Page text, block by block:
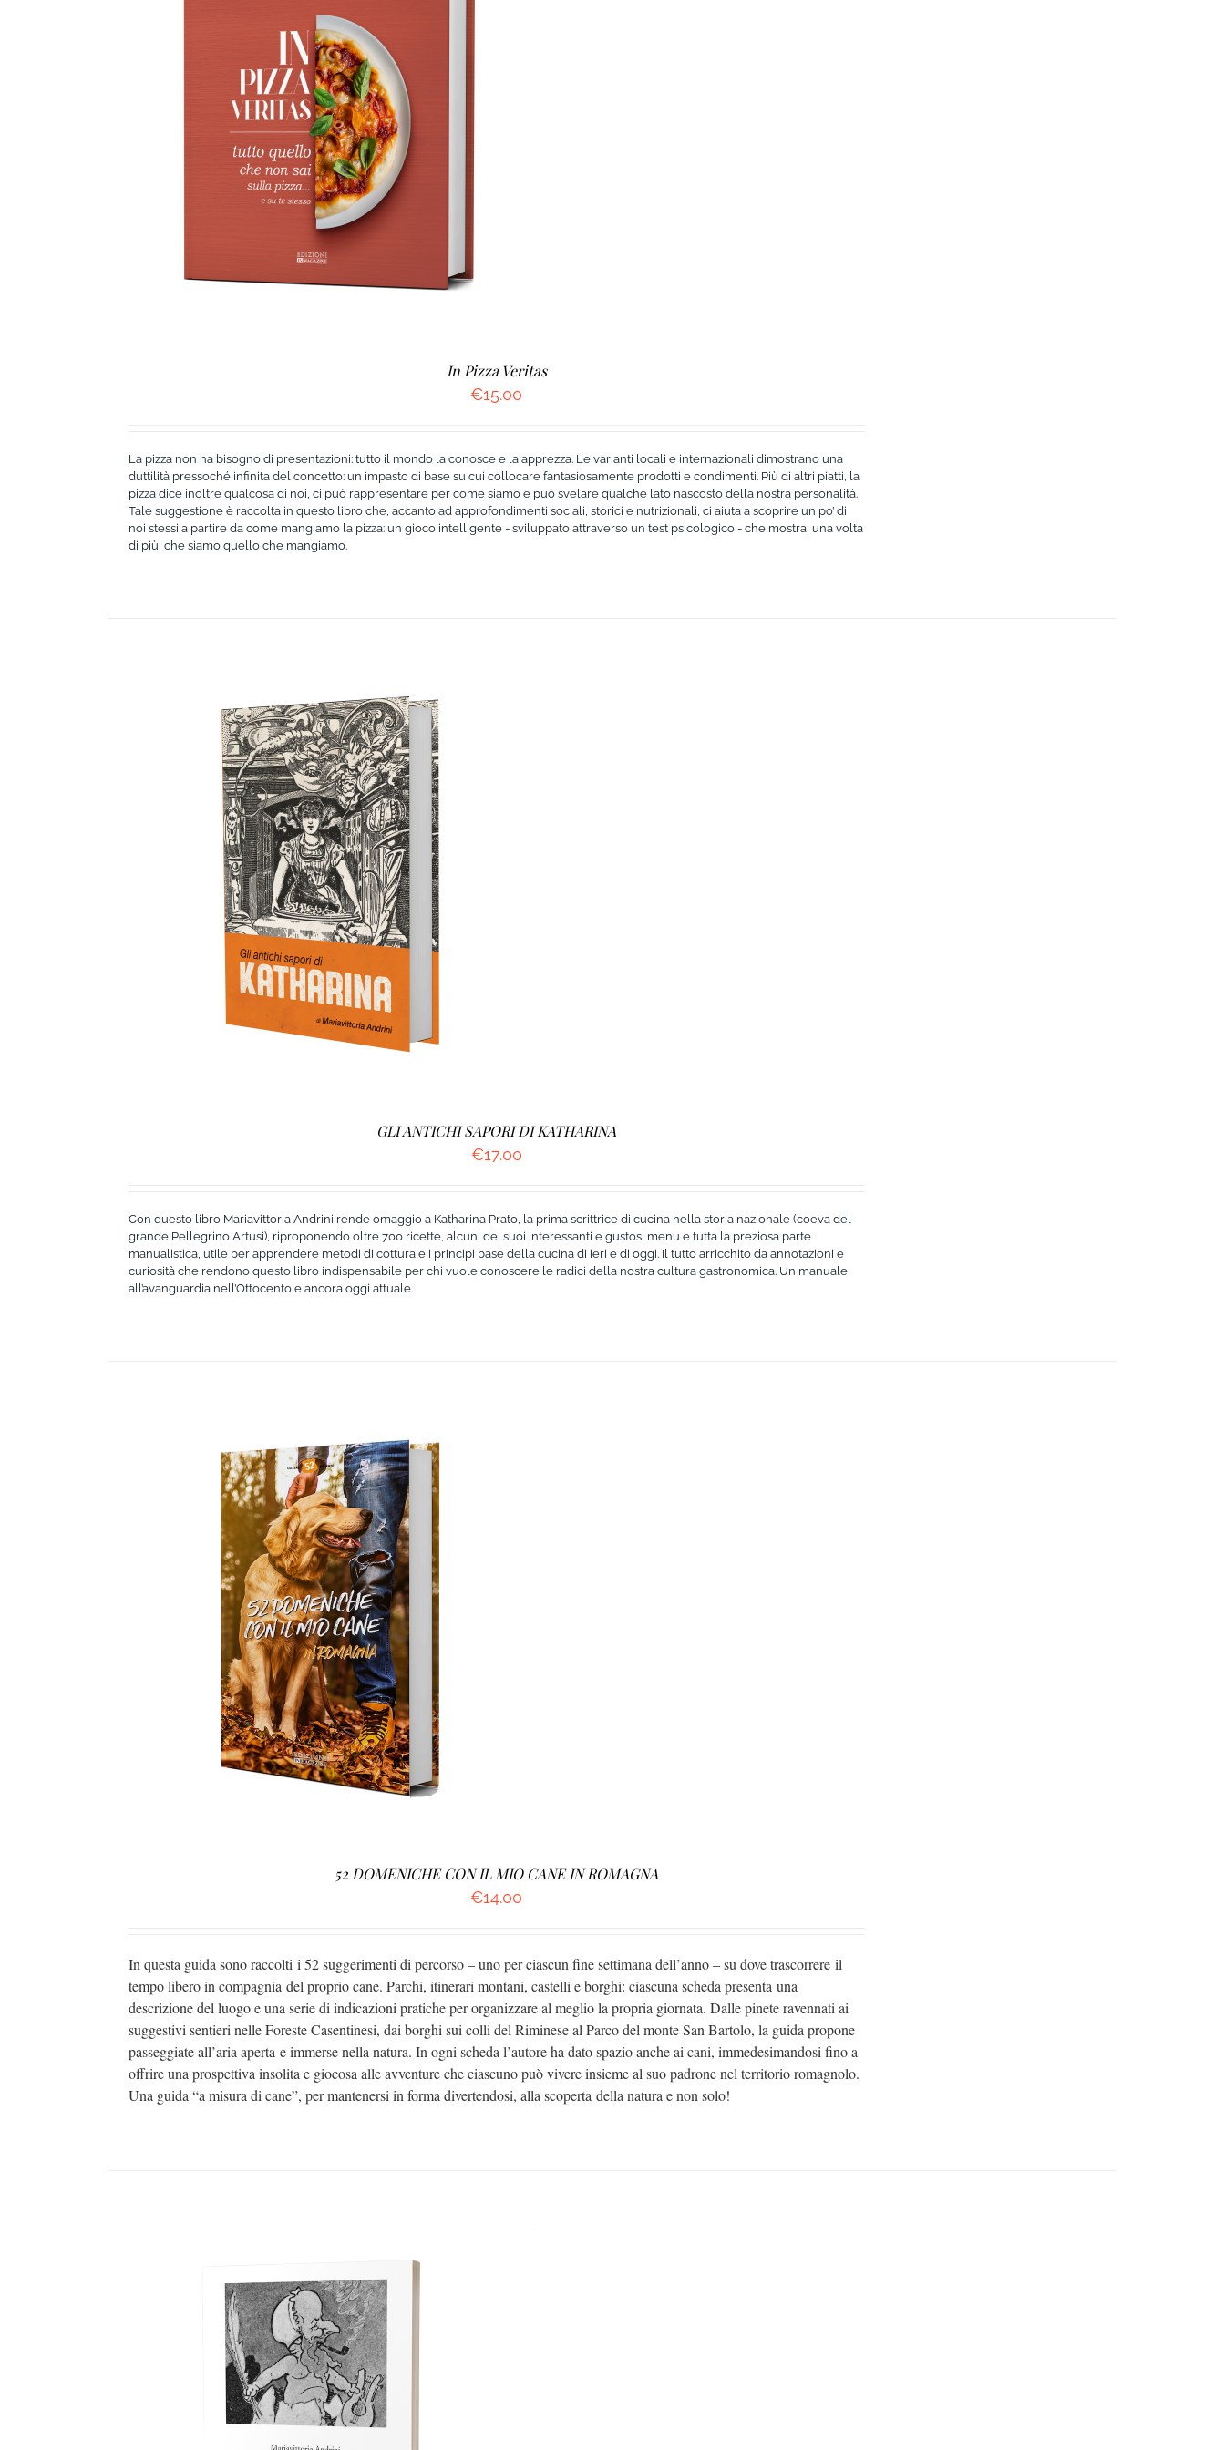
AGGIUNGI AL CARRELLO / DETTAGLI
In Pizza Veritas
€15.00
La pizza non ha bisogno di presentazioni: tutto il mondo la conosce e la apprezza. Le varianti locali e internazionali dimostrano una
duttilità pressoché infinita del concetto: un impasto di base su cui collocare fantasiosamente prodotti e condimenti. Più di altri piatti, la
pizza dice inoltre qualcosa di noi, ci può rappresentare per come siamo e può svelare qualche lato nascosto della nostra personalità.
Tale suggestione è raccolta in questo libro che, accanto ad approfondimenti sociali, storici e nutrizionali, ci aiuta a scoprire un po’ di
noi stessi a partire da come mangiamo la pizza: un gioco intelligente - sviluppato attraverso un test psicologico - che mostra, una volta
di più, che siamo quello che mangiamo.
AGGIUNGI AL CARRELLO / DETTAGLI
GLI ANTICHI SAPORI DI KATHARINA
€17.00
Con questo libro Mariavittoria Andrini rende omaggio a Katharina Prato, la prima scrittrice di cucina nella storia nazionale (coeva del
grande Pellegrino Artusi), riproponendo oltre 700 ricette, alcuni dei suoi interessanti e gustosi menu e tutta la preziosa parte
manualistica, utile per apprendere metodi di cottura e i principi base della cucina di ieri e di oggi. Il tutto arricchito da annotazioni e
curiosità che rendono questo libro indispensabile per chi vuole conoscere le radici della nostra cultura gastronomica. Un manuale
all’avanguardia nell’Ottocento e ancora oggi attuale.
AGGIUNGI AL CARRELLO / DETTAGLI
52 DOMENICHE CON IL MIO CANE IN ROMAGNA
€14.00
In questa guida sono raccolti i 52 suggerimenti di percorso – uno per ciascun fine settimana dell’anno – su dove trascorrere il
tempo libero in compagnia del proprio cane. Parchi, itinerari montani, castelli e borghi: ciascuna scheda presenta una
descrizione del luogo e una serie di indicazioni pratiche per organizzare al meglio la propria giornata. Dalle pinete ravennati ai
suggestivi sentieri nelle Foreste Casentinesi, dai borghi sui colli del Riminese al Parco del monte San Bartolo, la guida propone
passeggiate all’aria aperta e immerse nella natura. In ogni scheda l’autore ha dato spazio anche ai cani, immedesimandosi fino a
offrire una prospettiva insolita e giocosa alle avventure che ciascuno può vivere insieme al suo padrone nel territorio romagnolo.
Una guida “a misura di cane”, per mantenersi in forma divertendosi, alla scoperta della natura e non solo!
AGGIUNGI AL CARRELLO